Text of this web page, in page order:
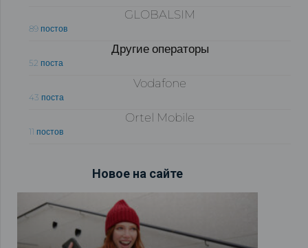
GLOBALSIM
89 постов
Другие операторы
52 поста
Vodafone
43 поста
Ortel Mobile
11 постов
Новое на сайте